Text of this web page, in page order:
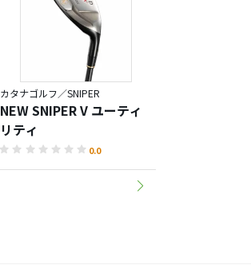
カタナゴルフ／SNIPER
NEW SNIPER V ユーティ
リティ
0.0